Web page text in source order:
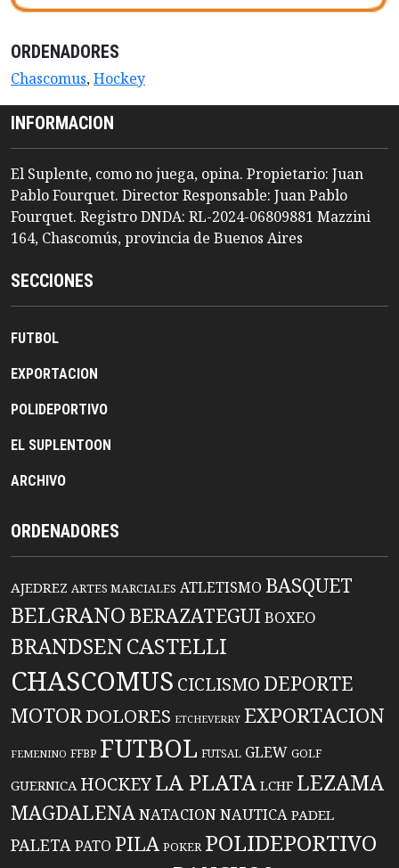
ORDENADORES
Chascomus,Hockey
INFORMACION
El Suplente, como no juega, opina. Propietario: Juan
Pablo Fourquet. Director Responsable: Juan Pablo
Fourquet. Registro DNDA: RL-2024-06809881 Mazzini
164, Chascomús, provincia de Buenos Aires
SECCIONES
FUTBOL
EXPORTACION
POLIDEPORTIVO
EL SUPLENTOON
ARCHIVO
ORDENADORES
AJEDREZ ARTES MARCIALES ATLETISMO BASQUET
BELGRANO BERAZATEGUIBOXEO
BRANDSENCASTELLI
CHASCOMUS CICLISMO DEPORTE
MOTORDOLORES ETCHEVERRY EXPORTACION
FEMENINO FFBP FUTBOL FUTSAL GLEW GOLF
GUERNICA HOCKEYLA PLATA LCHF LEZAMA
MAGDALENANATACIONNAUTICA PADEL
PALETAPATO PILA POKER POLIDEPORTIVO